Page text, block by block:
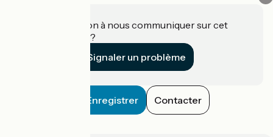
Une information à nous communiquer sur cet
établissement ?
Signaler un problème
Enregistrer Contacter